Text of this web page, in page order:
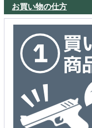
お買い物の仕方